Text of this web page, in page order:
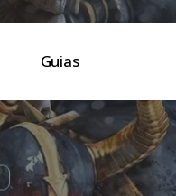
Guias